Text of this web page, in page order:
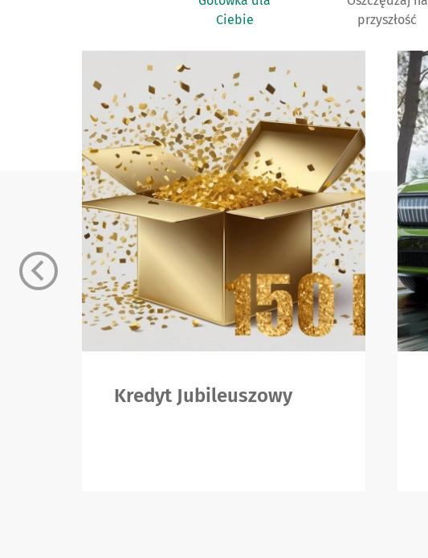
Ciebie
przyszłość
Kredyt Jubileuszowy